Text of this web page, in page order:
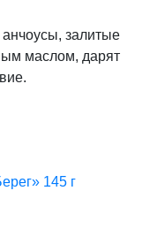
залитые
маслом, дарят
145 г